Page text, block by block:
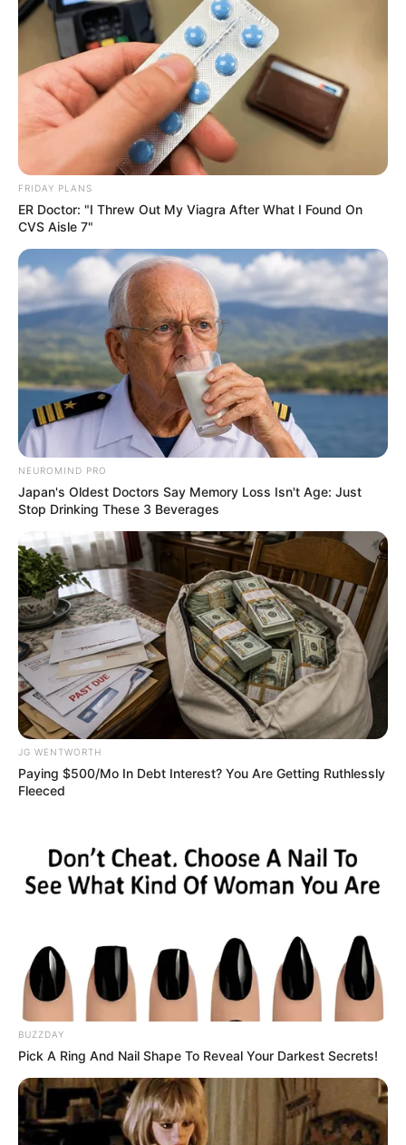
The Rarest And Most Valuable Card In The Whole
World
BRAINBERRIES
Why everything you thought you knew about water
might be wrong
CTA LOVE
Have You Seen Her GRWM? She Inspires Millions
BRAINBERRIES
Sensational Seductress: Demi Moore's Most
Scandalous Performances
BRAINBERRIES
The Most Unexpected Wedding Dance Moments
The Most Surprising Things About FIFA World Cup
BRAINBERRIES
FRIDAY PLANS
ER Doctor: "I Threw Out My Viagra After What I Found On
CVS Aisle 7"
NEUROMIND PRO
Japan's Oldest Doctors Say Memory Loss Isn't Age: Just
Stop Drinking These 3 Beverages
JG WENTWORTH
Paying $500/Mo In Debt Interest? You Are Getting Ruthlessly
Fleeced
BUZZDAY
Pick A Ring And Nail Shape To Reveal Your Darkest Secrets!